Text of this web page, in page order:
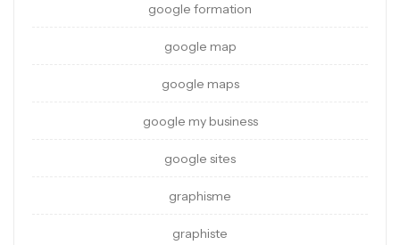
google formation
google map
google maps
google my business
google sites
graphisme
graphiste